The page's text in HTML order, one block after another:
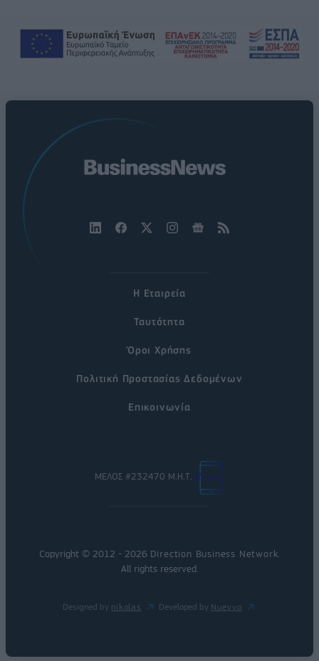
Η Εταιρεία
Ταυτότητα
Όροι Χρήσης
Πολιτική Προστασίας Δεδομένων
Επικοινωνία
ΜΕΛΟΣ #232470 Μ.Η.Τ.
Copyright © 2012 - 2026 Direction Business Network
All rights reserved.
Designed by nikolas Developed by Nuevvo